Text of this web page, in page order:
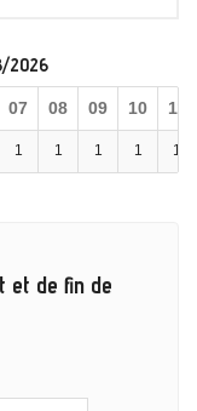
2026
07 08 09 10 11
1 1 1 1 1
et de fin de